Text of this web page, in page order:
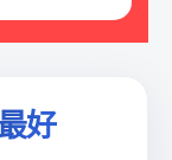
好